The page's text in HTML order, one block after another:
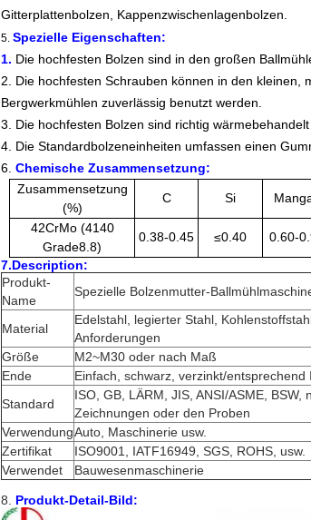
Gitterplattenbolzen, Kappenzwischenlagenbolzen.
5. Spezielle Eigenschaften:
1. Die hochfesten Bolzen sind in den großen
2. Die hochfesten Schrauben können in den
Bergwerkmühlen zuverlässig benutzt werden.
3. Die hochfesten Bolzen sind richtig
4. Die Standardbolzeneinheiten umfassen einen
6. Chemische Zusammensetzung:
Zusammensetzung
(%)
C Si
42CrMo (4140
Grade8.8)
0.38-0.45 ≤0.40 0.60-
7.Description:
Produkt-
Name
Spezielle Bolzenmutter-
Material
Edelstahl, legierter Stahl,
Anforderungen
Größe
M2~M30 oder nach Maß
Ende
Einfach, schwarz, verzinkt/entsprechend
Standard
ISO, GB, LÄRM, JIS, ANSI/ASME,
Zeichnungen oder den Proben
VerwendungAuto, Maschinerie usw.
Zertifikat
ISO9001, IATF16949, SGS, ROHS, usw.
Verwendet
Bauwesenmaschinerie
8. Produkt-Detail-Bild: